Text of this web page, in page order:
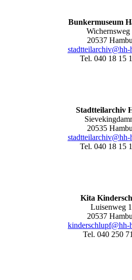
Bunkermuseum
Wichernsweg
20537
stadtteilarchiv@hh-
Tel. 040 18 15
Stadtteilarchiv
20535
stadtteilarchiv@hh-
Tel. 040 18 15
Kita
Luisenweg
20537
kinderschlupf@hh-
Tel. 040 250